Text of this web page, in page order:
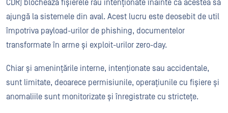
CDR) blochează fișierele rău intenționate înainte ca acestea să
ajungă la sistemele din aval. Acest lucru este deosebit de util
împotriva payload-urilor de phishing, documentelor
transformate în arme și exploit-urilor zero-day.
Chiar și amenințările interne, intenționate sau accidentale,
sunt limitate, deoarece permisiunile, operațiunile cu fișiere și
anomaliile sunt monitorizate și înregistrate cu strictețe.